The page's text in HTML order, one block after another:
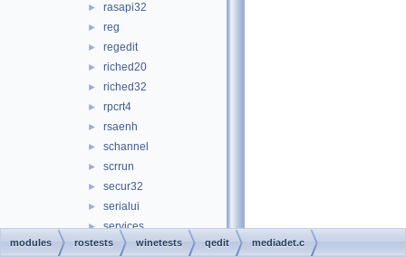
► rasapi32
► reg
► regedit
► riched20
► riched32
► rpcrt4
► rsaenh
► schannel
► scrrun
► secur32
► serialui
► services
► setupapi
modules rostests winetests qedit mediadet.c